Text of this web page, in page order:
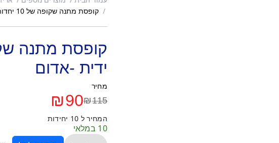
קופסת מתנה שקופה של 10 יחדות עם ידית -אדום
ידית -אדום
מחיר
₪115
המחיר
המקורי
₪90
המחיר
הנוכחי
המחיר ל 10 יחידות
10 במלאי